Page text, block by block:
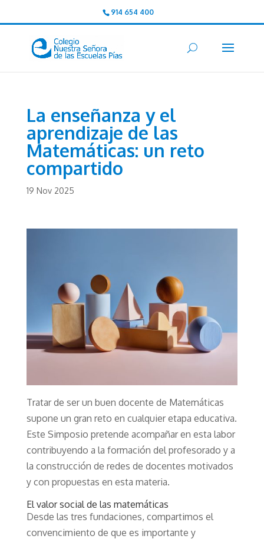
914 654 400
La enseñanza y el
aprendizaje de las
Matemáticas: un reto
compartido
19 Nov 2025
Tratar de ser un buen docente de Matemáticas
supone un gran reto en cualquier etapa educativa.
Este Simposio pretende acompañar en esta labor
contribuyendo a la formación del profesorado y a
la construcción de redes de docentes motivados
y con propuestas en esta materia.
El valor social de las matemáticas
Desde las tres fundaciones, compartimos el
convencimiento de que es importante y